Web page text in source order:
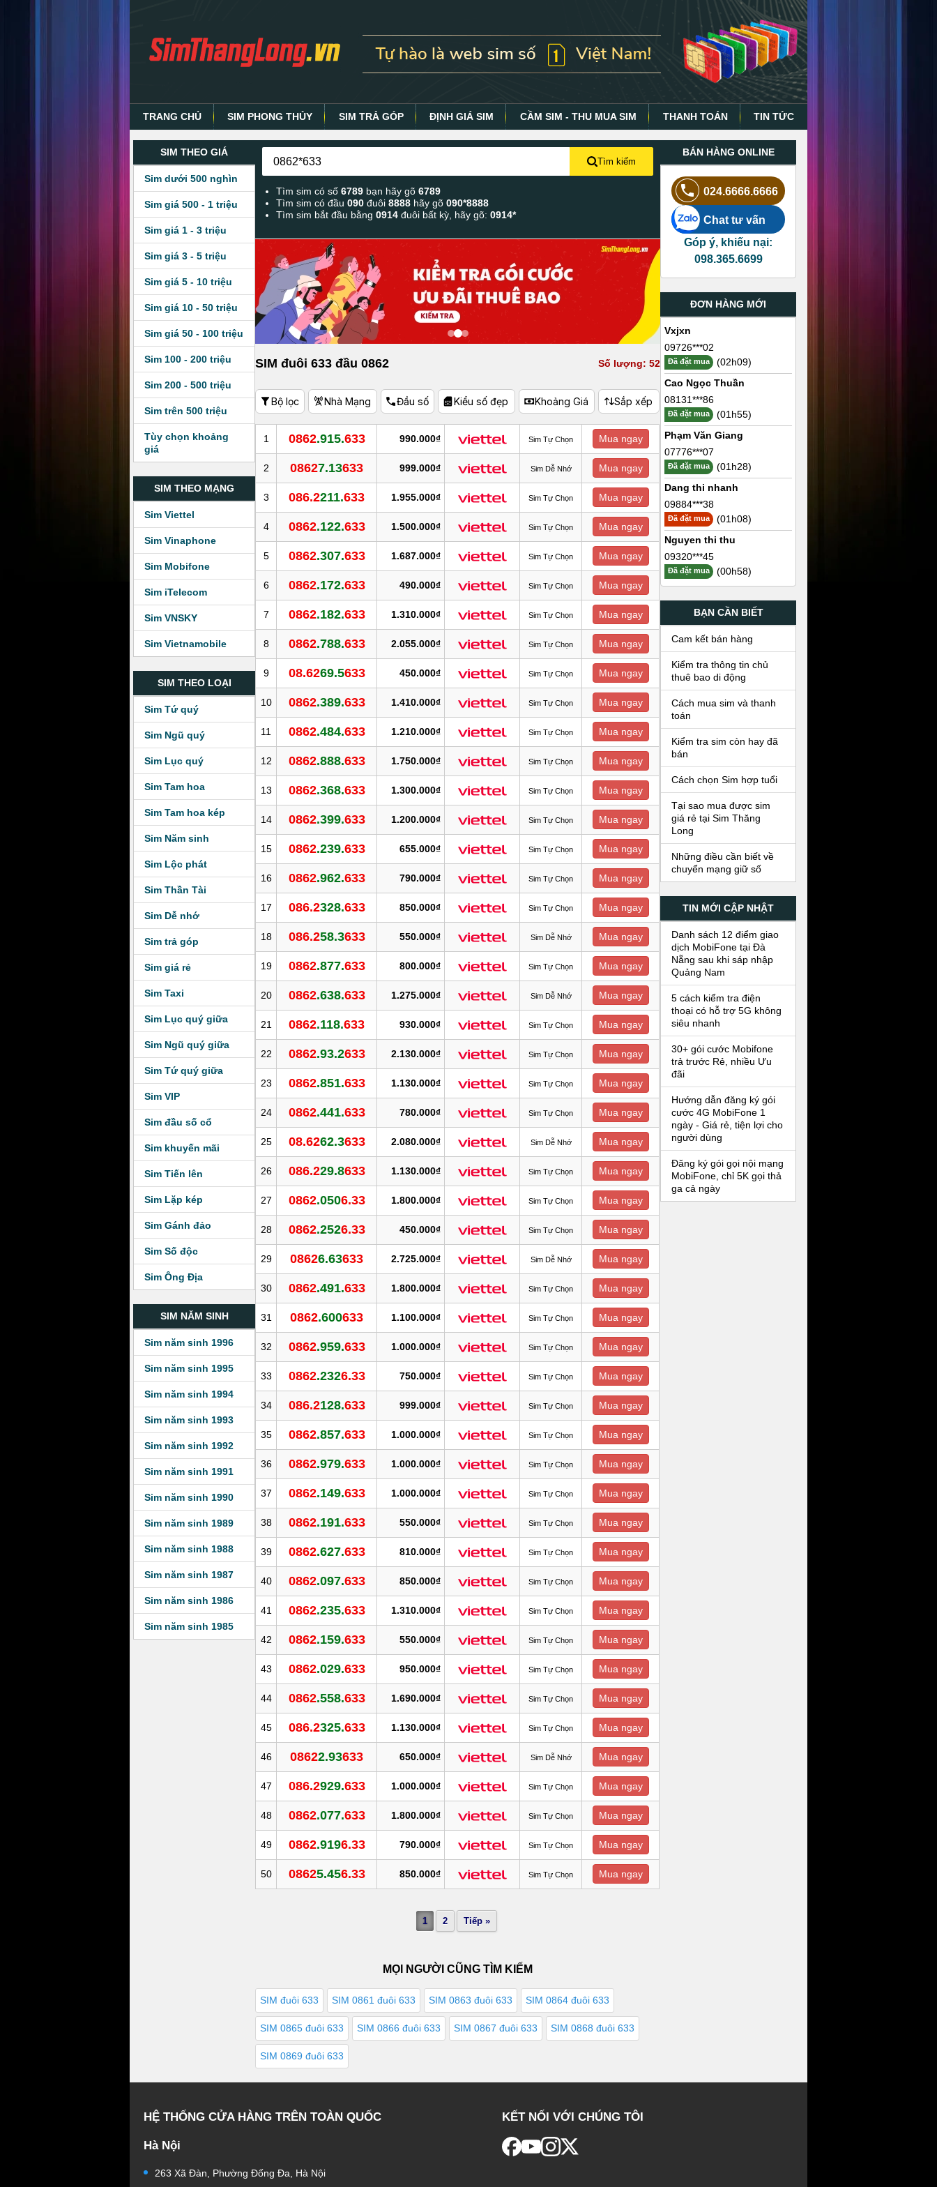
TRANG CHỦ SIM PHONG THỦY SIM TRẢ GÓP ĐỊNH GIÁ SIM CẦM SIM - THU MUA SIM THANH TOÁN TIN TỨC
SIM THEO GIÁ
Sim dưới 500 nghìn
Sim giá 500 - 1 triệu
Sim giá 1 - 3 triệu
Sim giá 3 - 5 triệu
Sim giá 5 - 10 triệu
Sim giá 10 - 50 triệu
Sim giá 50 - 100 triệu
Sim 100 - 200 triệu
Sim 200 - 500 triệu
Sim trên 500 triệu
Tùy chọn khoảng
giá
SIM THEO MẠNG
Sim Viettel
Sim Vinaphone
Sim Mobifone
Sim iTelecom
Sim VNSKY
Sim Vietnamobile
SIM THEO LOẠI
Sim Tứ quý
Sim Ngũ quý
Sim Lục quý
Sim Tam hoa
Sim Tam hoa kép
Sim Năm sinh
Sim Lộc phát
Sim Thần Tài
Sim Dễ nhớ
Sim trả góp
Sim giá rẻ
Sim Taxi
Sim Lục quý giữa
Sim Ngũ quý giữa
Sim Tứ quý giữa
Sim VIP
Sim đầu số cổ
Sim khuyến mãi
Sim Tiến lên
Sim Lặp kép
Sim Gánh đảo
Sim Số độc
Sim Ông Địa
SIM NĂM SINH
Sim năm sinh 1996
Sim năm sinh 1995
Sim năm sinh 1994
Sim năm sinh 1993
Sim năm sinh 1992
Sim năm sinh 1991
Sim năm sinh 1990
Sim năm sinh 1989
Sim năm sinh 1988
Sim năm sinh 1987
Sim năm sinh 1986
Sim năm sinh 1985
Tìm kiếm
Tìm sim có số6789 bạn hãy gõ6789
Tìm sim có đầu090đuôi8888 hãy gõ090*8888
Tìm sim bắt đầu bằng0914 đuôi bất kỳ, hãy gõ:0914*
SIM đuôi 633 đầu 0862 Số lượng: 52
Bộ lọc Nhà Mạng Đầu số Kiểu số đẹp Khoảng Giá Sắp xếp
1 0862.915.633 990.000₫ Sim Tự Chọn Mua ngay
2 08627.13633 999.000₫ Sim Dễ Nhớ Mua ngay
3 086.2211.633 1.955.000₫ Sim Tự Chọn Mua ngay
4 0862.122.633 1.500.000₫ Sim Tự Chọn Mua ngay
5 0862.307.633 1.687.000₫ Sim Tự Chọn Mua ngay
6 0862.172.633 490.000₫ Sim Tự Chọn Mua ngay
7 0862.182.633 1.310.000₫ Sim Tự Chọn Mua ngay
8 0862.788.633 2.055.000₫ Sim Tự Chọn Mua ngay
9 08.6269.5633 450.000₫ Sim Tự Chọn Mua ngay
10 0862.389.633 1.410.000₫ Sim Tự Chọn Mua ngay
11 0862.484.633 1.210.000₫ Sim Tự Chọn Mua ngay
12 0862.888.633 1.750.000₫ Sim Tự Chọn Mua ngay
13 0862.368.633 1.300.000₫ Sim Tự Chọn Mua ngay
14 0862.399.633 1.200.000₫ Sim Tự Chọn Mua ngay
15 0862.239.633 655.000₫ Sim Tự Chọn Mua ngay
16 0862.962.633 790.000₫ Sim Tự Chọn Mua ngay
17 086.2328.633 850.000₫ Sim Tự Chọn Mua ngay
18 086.258.3633 550.000₫ Sim Dễ Nhớ Mua ngay
19 0862.877.633 800.000₫ Sim Tự Chọn Mua ngay
20 0862.638.633 1.275.000₫ Sim Dễ Nhớ Mua ngay
21 0862.118.633 930.000₫ Sim Tự Chọn Mua ngay
22 0862.93.2633 2.130.000₫ Sim Tự Chọn Mua ngay
23 0862.851.633 1.130.000₫ Sim Tự Chọn Mua ngay
24 0862.441.633 780.000₫ Sim Tự Chọn Mua ngay
25 08.6262.3633 2.080.000₫ Sim Dễ Nhớ Mua ngay
26 086.229.8633 1.130.000₫ Sim Tự Chọn Mua ngay
27 0862.0506.33 1.800.000₫ Sim Tự Chọn Mua ngay
28 0862.2526.33 450.000₫ Sim Tự Chọn Mua ngay
29 08626.63633 2.725.000₫ Sim Dễ Nhớ Mua ngay
30 0862.491.633 1.800.000₫ Sim Tự Chọn Mua ngay
31 0862.600633 1.100.000₫ Sim Tự Chọn Mua ngay
32 0862.959.633 1.000.000₫ Sim Tự Chọn Mua ngay
33 0862.2326.33 750.000₫ Sim Tự Chọn Mua ngay
34 086.2128.633 999.000₫ Sim Tự Chọn Mua ngay
35 0862.857.633 1.000.000₫ Sim Tự Chọn Mua ngay
36 0862.979.633 1.000.000₫ Sim Tự Chọn Mua ngay
37 0862.149.633 1.000.000₫ Sim Tự Chọn Mua ngay
38 0862.191.633 550.000₫ Sim Tự Chọn Mua ngay
39 0862.627.633 810.000₫ Sim Tự Chọn Mua ngay
40 0862.097.633 850.000₫ Sim Tự Chọn Mua ngay
41 0862.235.633 1.310.000₫ Sim Tự Chọn Mua ngay
42 0862.159.633 550.000₫ Sim Tự Chọn Mua ngay
43 0862.029.633 950.000₫ Sim Tự Chọn Mua ngay
44 0862.558.633 1.690.000₫ Sim Tự Chọn Mua ngay
45 086.2325.633 1.130.000₫ Sim Tự Chọn Mua ngay
46 08622.93633 650.000₫ Sim Dễ Nhớ Mua ngay
47 086.2929.633 1.000.000₫ Sim Tự Chọn Mua ngay
48 0862.077.633 1.800.000₫ Sim Tự Chọn Mua ngay
49 0862.9196.33 790.000₫ Sim Tự Chọn Mua ngay
50 08625.456.33 850.000₫ Sim Tự Chọn Mua ngay
1 2 Tiếp »
MỌI NGƯỜI CŨNG TÌM KIẾM
SIM đuôi 633 SIM 0861 đuôi 633 SIM 0863 đuôi 633 SIM 0864 đuôi 633
SIM 0865 đuôi 633 SIM 0866 đuôi 633 SIM 0867 đuôi 633 SIM 0868 đuôi 633
SIM 0869 đuôi 633
BÁN HÀNG ONLINE
024.6666.6666
Chat tư vấn
Góp ý, khiếu nại:
098.365.6699
ĐƠN HÀNG MỚI
Vxjxn
09726***02
Đã đặt mua
(02h09)
Cao Ngọc Thuần
08131***86
Đã đặt mua
(01h55)
Phạm Văn Giang
07776***07
Đã đặt mua
(01h28)
Dang thi nhanh
09884***38
Đã đặt mua
(01h08)
Nguyen thi thu
09320***45
Đã đặt mua (00h58)
BẠN CẦN BIẾT
Cam kết bán hàng
Kiểm tra thông tin chủ
thuê bao di động
Cách mua sim và thanh
toán
Kiểm tra sim còn hay đã
bán
Cách chọn Sim hợp tuổi
Tại sao mua được sim
giá rẻ tại Sim Thăng
Long
Những điều cần biết về
chuyển mạng giữ số
TIN MỚI CẬP NHẬT
Danh sách 12 điểm giao
dịch MobiFone tại Đà
Nẵng sau khi sáp nhập
Quảng Nam
5 cách kiểm tra điện
thoại có hỗ trợ 5G không
siêu nhanh
30+ gói cước Mobifone
trả trước Rẻ, nhiều Ưu
đãi
Hướng dẫn đăng ký gói
cước 4G MobiFone 1
ngày - Giá rẻ, tiện lợi cho
người dùng
Đăng ký gói gọi nội mạng
MobiFone, chỉ 5K gọi thả
ga cả ngày
HỆ THỐNG CỬA HÀNG TRÊN TOÀN QUỐC
Hà Nội
263 Xã Đàn, Phường Đống Đa, Hà Nội
KẾT NỐI VỚI CHÚNG TÔI